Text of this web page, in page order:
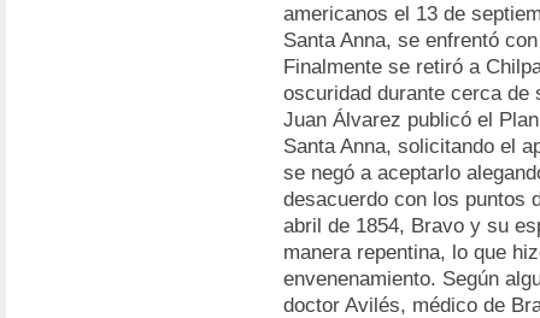
americanos el 13 de
Santa Anna, se enfrentó
Finalmente se retiró a
oscuridad durante cerca de
Juan Álvarez publicó el
Santa Anna, solicitando el
se negó a aceptarlo
desacuerdo con los puntos
abril de 1854, Bravo y su
manera repentina, lo que
envenenamiento. Según
doctor Avilés, médico de